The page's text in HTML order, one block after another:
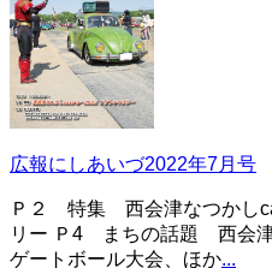
広報にしあいづ2022年7月号
Ｐ２ 特集 西会津なつかし
リー Ｐ4 まちの話題 西会津
ゲートボール大会、ほか...